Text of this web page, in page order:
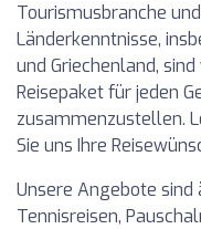
Tourismusbranche
Länderkenntnisse,
und Griechenland,
Reisepaket für jeden
zusammenzustellen.
Sie uns Ihre
Unsere Angebote
Tennisreisen,